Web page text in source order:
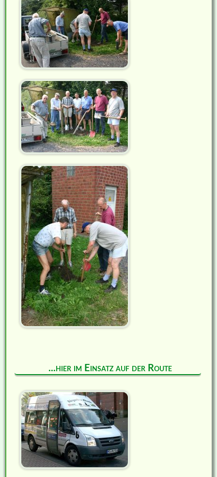
...hier im Einsatz auf der Route